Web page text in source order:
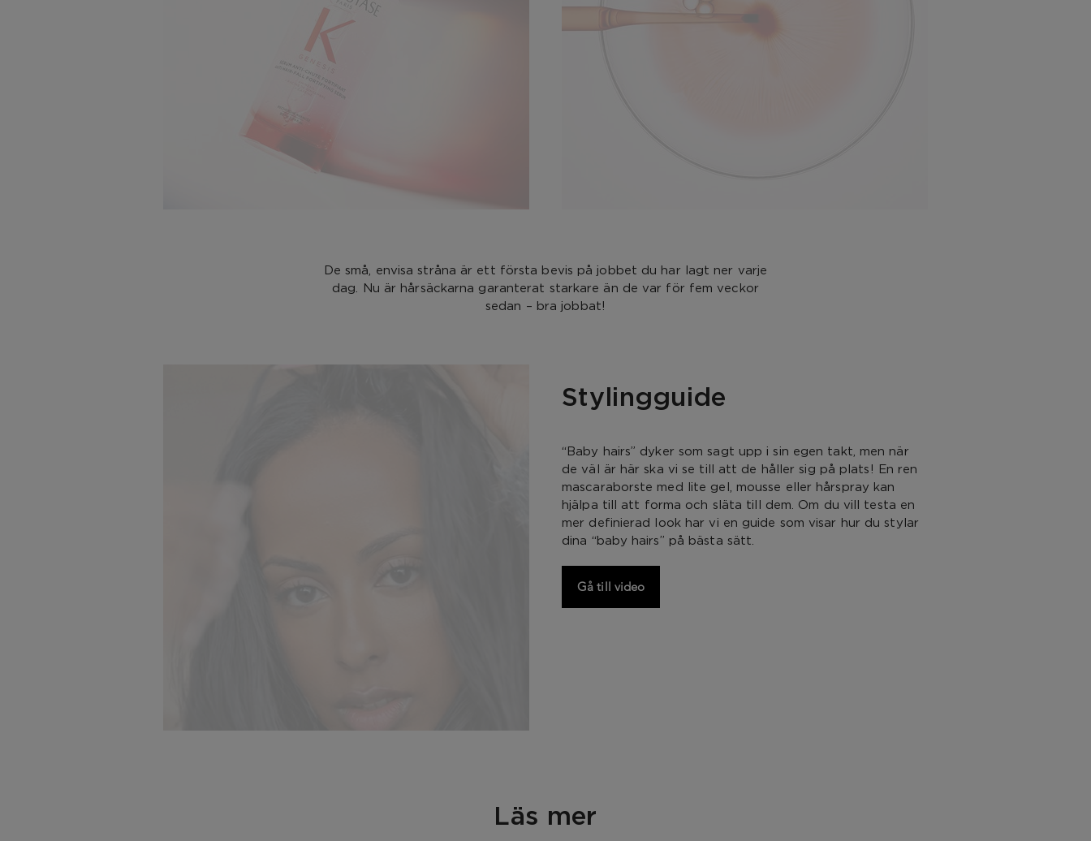
De små, envisa stråna är ett första bevis på jobbet du har lagt ner varje
dag. Nu är hårsäckarna garanterat starkare än de var för fem veckor
sedan – bra jobbat!
Stylingguide
“Baby hairs” dyker som sagt upp i sin egen takt, men när
de väl är här ska vi se till att de håller sig på plats! En ren
mascaraborste med lite gel, mousse eller hårspray kan
hjälpa till att forma och släta till dem. Om du vill testa en
mer definierad look har vi en guide som visar hur du stylar
dina “baby hairs” på bästa sätt.
Gå till video
Läs mer